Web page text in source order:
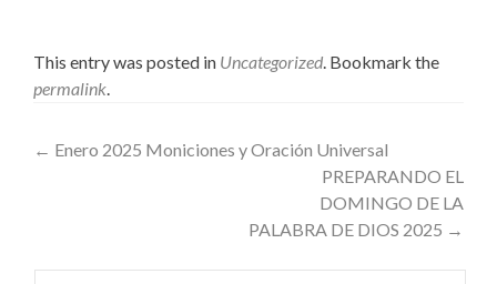
This entry was posted in Uncategorized. Bookmark the
permalink.
Post
← Enero 2025 Moniciones y Oración Universal
PREPARANDO EL
DOMINGO DE LA
PALABRA DE DIOS 2025 →